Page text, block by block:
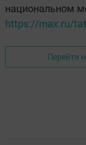
национальном
https://max.ru/
Перейти